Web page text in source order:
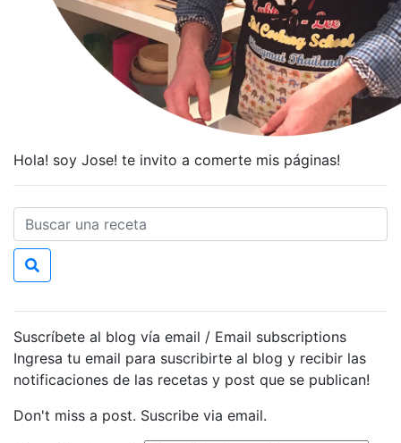
Hola! soy Jose! te invito a comerte mis páginas!
Suscríbete al blog vía email / Email subscriptions
Ingresa tu email para suscribirte al blog y recibir las
notificaciones de las recetas y post que se publican!
Don't miss a post. Suscribe via email.